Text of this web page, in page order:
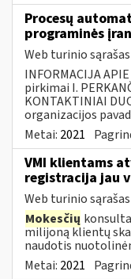
Procesų
programinės
Web turinio sąrašas
INFORMACIJA
pirkimai I.
KONTAKTINIAI
organizacijos
Metai: 2021
VMI klientams
registracija jau
Web turinio sąrašas
Mokesčių
milijoną klientų
naudotis
Metai: 2021